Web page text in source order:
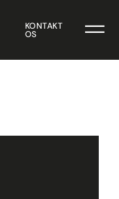
KONTAKT
OS